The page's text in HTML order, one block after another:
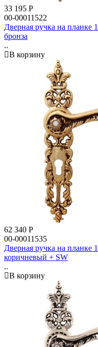
33 195 Р
00-00011522
Дверная ручка на планке
бронза
..
В корзину
62 340 Р
00-00011535
Дверная ручка на планке
коричневый + SW
..
В корзину